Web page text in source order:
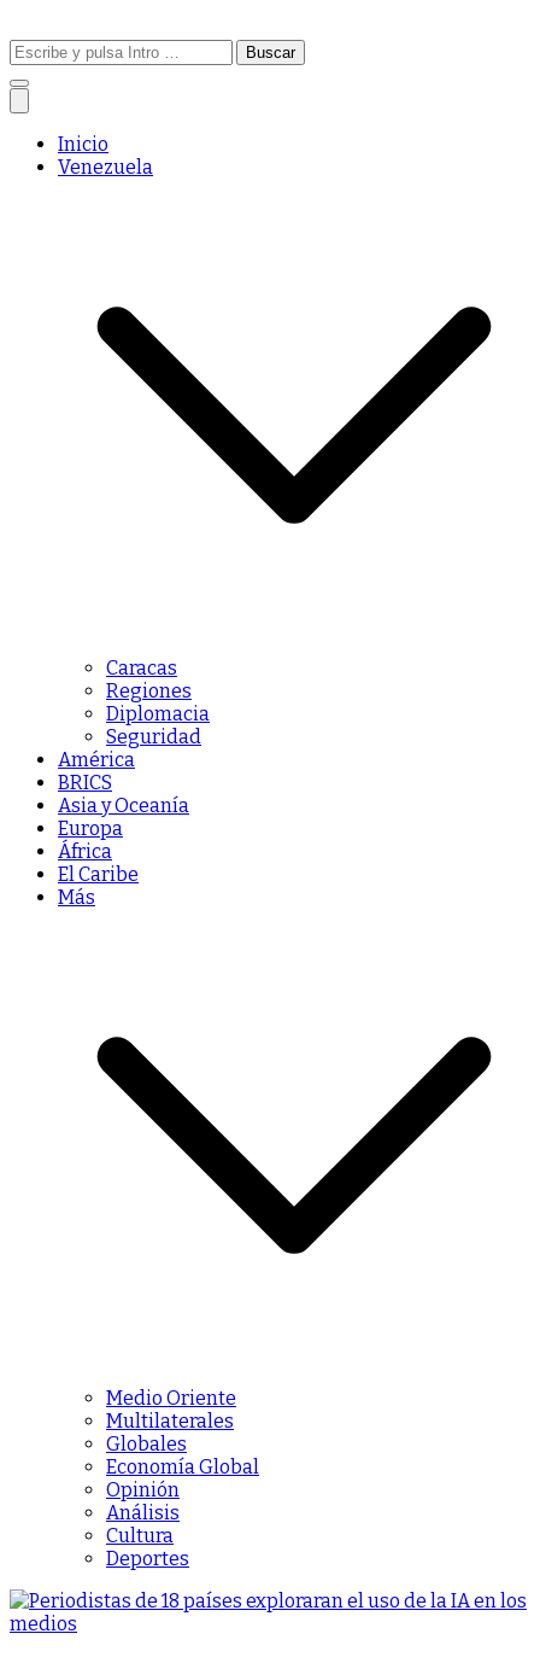
Buscar:
Inicio
Venezuela
Caracas
Regiones
Diplomacia
Seguridad
América
BRICS
Asia y Oceanía
Europa
África
El Caribe
Más
Medio Oriente
Multilaterales
Globales
Economía Global
Opinión
Análisis
Cultura
Deportes